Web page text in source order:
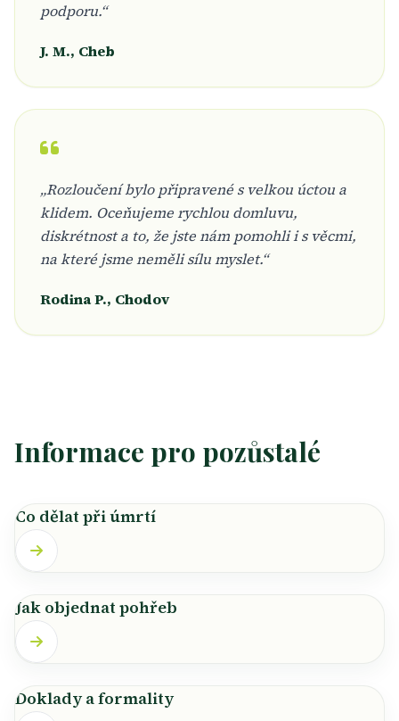
podporu.“
J. M., Cheb
„Rozloučení bylo připravené s velkou úctou a
klidem. Oceňujeme rychlou domluvu,
diskrétnost a to, že jste nám pomohli i s věcmi,
na které jsme neměli sílu myslet.“
Rodina P., Chodov
Informace pro pozůstalé
Co dělat při úmrtí
Jak objednat pohřeb
Doklady a formality